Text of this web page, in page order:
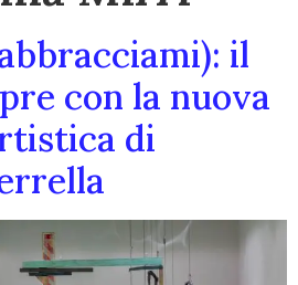
il
con la nuova
di